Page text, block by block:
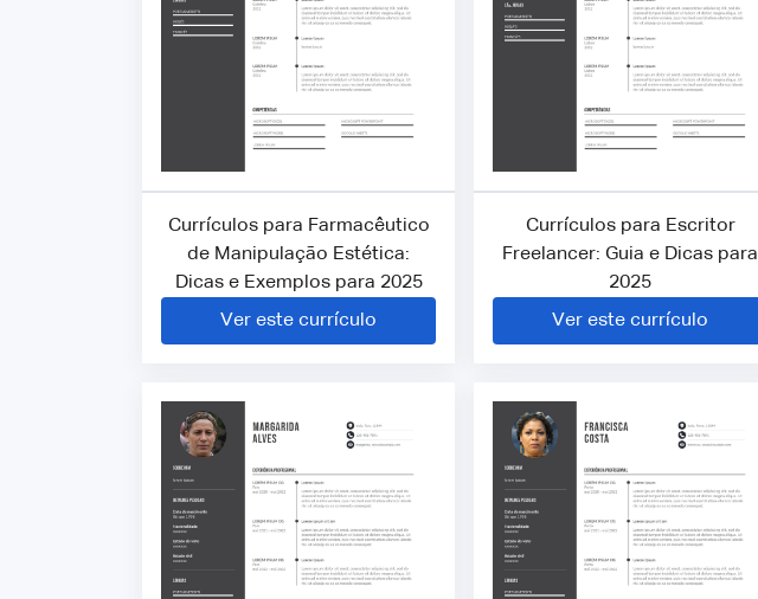
Currículos para Farmacêutico
de Manipulação Estética:
Dicas e Exemplos para 2025
Ver este currículo
Currículos para Escritor
Freelancer: Guia e Dicas para
2025
Ver este currículo